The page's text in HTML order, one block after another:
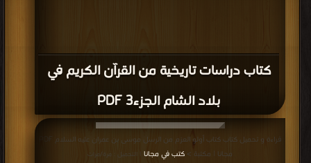
كتاب دراسات تاريخية من القرآن الكريم في
بلاد الشام الجزء3 PDF
مجانا | مكتبة > كتب في مجانا | التحميل : مرة/مرات